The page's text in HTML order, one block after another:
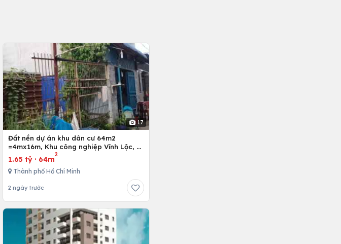
17
Đất nền dự án khu dân cư 64m2
=4mx16m, Khu công nghiệp Vĩnh Lộc, H.
Bình Chánh, Tp. Hồ Chí Minh
1.65 tỷ· 64m
2
Thành phố Hồ Chí Minh
2 ngày trước